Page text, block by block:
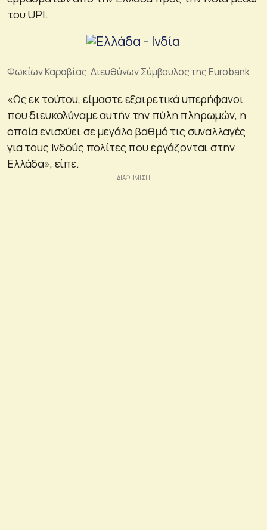
του UPI.
Φωκίων Καραβίας, Διευθύνων Σύμβουλος της Eurobank
«Ως εκ τούτου, είμαστε εξαιρετικά υπερήφανοι
που διευκολύναμε αυτήν την πύλη πληρωμών, η
οποία ενισχύει σε μεγάλο βαθμό τις συναλλαγές
για τους Ινδούς πολίτες που εργάζονται στην
Ελλάδα», είπε.